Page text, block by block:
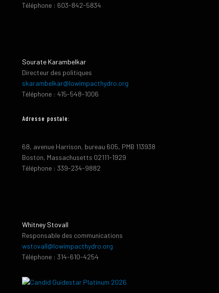
Téléphone : 603-842-5834
Sourate Karambelkar
Directeur des politiques
skarambelkar@lowimpacthydro.org
Téléphone : 415-548-1006
Adresse postale:
68, avenue Harrison, bureau 605, PMB 113938
Boston, Massachusetts 02111-1929
Téléphone : 339-234-9882
Whitney Stovall
Responsable des communications
wstovall@lowimpacthydro.org
Téléphone : 314-610-4254